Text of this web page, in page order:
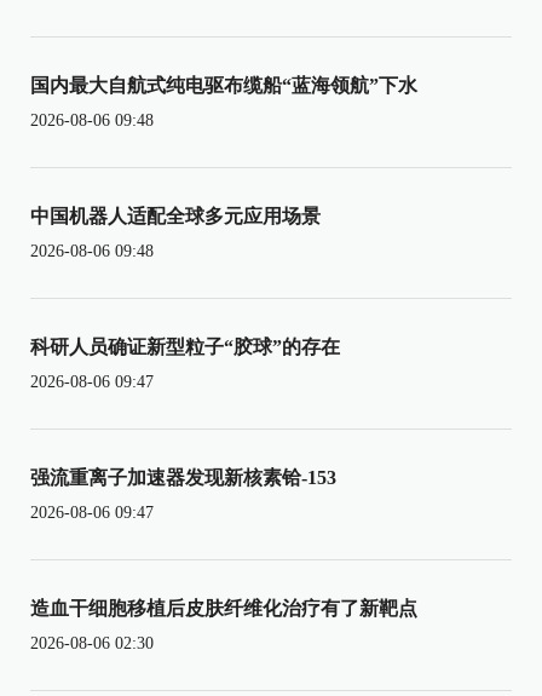
国内最大自航式纯电驱布缆船“蓝海领航”下水
2026-08-06 09:48
中国机器人适配全球多元应用场景
2026-08-06 09:48
科研人员确证新型粒子“胶球”的存在
2026-08-06 09:47
强流重离子加速器发现新核素铪-153
2026-08-06 09:47
造血干细胞移植后皮肤纤维化治疗有了新靶点
2026-08-06 02:30